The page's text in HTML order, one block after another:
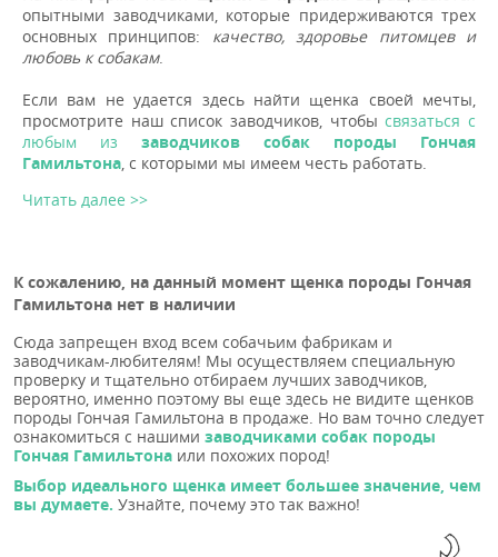
опытными заводчиками, которые придерживаются трех
основных принципов: качество, здоровье питомцев и
любовь к собакам.
Если вам не удается здесь найти щенка своей мечты,
просмотрите наш список заводчиков, чтобысвязаться с
любым из заводчиков собак породы Гончая
Гамильтона, с которыми мы имеем честь работать.
Читать далее >>
К сожалению, на данный момент щенка породы Гончая
Гамильтона нет в наличии
Сюда запрещен вход всем собачьим фабрикам и
заводчикам-любителям! Мы осуществляем специальную
проверку и тщательно отбираем лучших заводчиков,
вероятно, именно поэтому вы еще здесь не видите щенков
породы Гончая Гамильтона в продаже. Но вам точно следует
ознакомиться с нашими заводчиками собак породы
Гончая Гамильтона или похожих пород!
Выбор идеального щенка имеет большее значение, чем
вы думаете. Узнайте, почему это так важно!